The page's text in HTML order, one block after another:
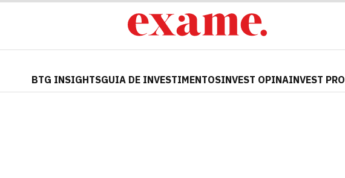
BTG INSIGHTSGUIA DE INVESTIMENTOSINVEST OPINAINVEST PRO